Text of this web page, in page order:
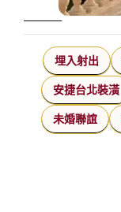
埋入射出
安捷台北裝潢
未婚聯誼